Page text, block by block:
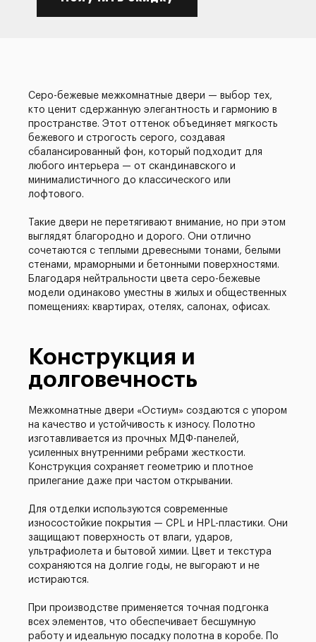
Серо-бежевые межкомнатные двери — выбор тех,
кто ценит сдержанную элегантность и гармонию в
пространстве. Этот оттенок объединяет мягкость
бежевого и строгость серого, создавая
сбалансированный фон, который подходит для
любого интерьера — от скандинавского и
минималистичного до классического или
лофтового.
Такие двери не перетягивают внимание, но при этом
выглядят благородно и дорого. Они отлично
сочетаются с теплыми древесными тонами, белыми
стенами, мраморными и бетонными поверхностями.
Благодаря нейтральности цвета серо-бежевые
модели одинаково уместны в жилых и общественных
помещениях: квартирах, отелях, салонах, офисах.
Конструкция и
долговечность
Межкомнатные двери «Остиум» создаются с упором
на качество и устойчивость к износу. Полотно
изготавливается из прочных МДФ-панелей,
усиленных внутренними ребрами жесткости.
Конструкция сохраняет геометрию и плотное
прилегание даже при частом открывании.
Для отделки используются современные
износостойкие покрытия — CPL и HPL-пластики. Они
защищают поверхность от влаги, ударов,
ультрафиолета и бытовой химии. Цвет и текстура
сохраняются на долгие годы, не выгорают и не
истираются.
При производстве применяется точная подгонка
всех элементов, что обеспечивает бесшумную
работу и идеальную посадку полотна в коробе. По